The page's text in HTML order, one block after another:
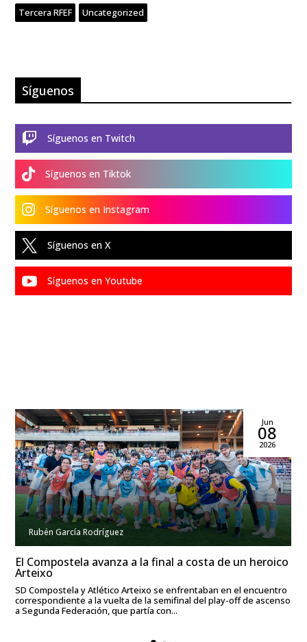
Tercera RFEF
Uncategorized
Síguenos
 Síguenos en Twitch
 Síguenos en Tiktok
 Síguenos en Instagram
 Síguenos en X
 Síguenos en Youtube
Rubén García Rodríguez
Jun
08
2026
El Compostela avanza a la final a costa de un heroico
Arteixo
SD Compostela y Atlético Arteixo se enfrentaban en el encuentro
correspondiente a la vuelta de la semifinal del play-off de ascenso
a Segunda Federación, que partía con...